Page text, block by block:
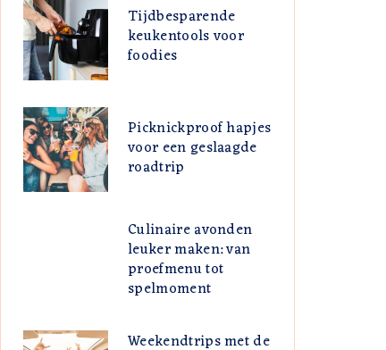
Tijdbesparende
keukentools voor
foodies
Picknickproof hapjes
voor een geslaagde
roadtrip
Culinaire avonden
leuker maken: van
proefmenu tot
spelmoment
Weekendtrips met de